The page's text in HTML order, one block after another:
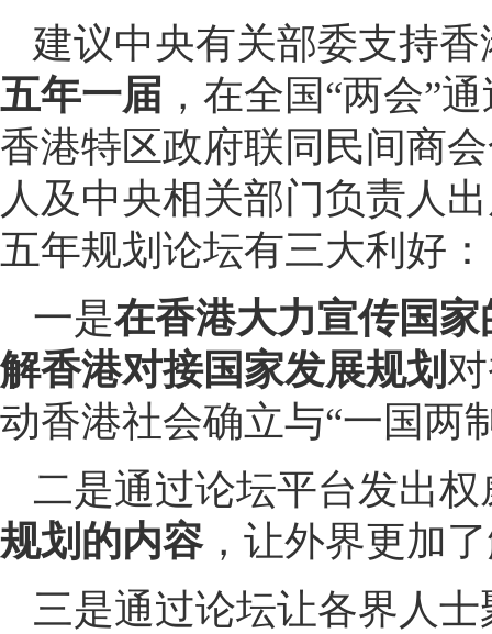
建议中央有关部委支持
五年一届 ，在全国“两会”
香港特区政府联同民间商
人及中央相关部门负责人
五年规划论坛有三大利好：
一是在香港大力宣传国
解香港对接国家发展规划
动香港社会确立与“一国两
二是通过论坛平台发出
规划的内容，让外界更加
三是通过论坛让各界人